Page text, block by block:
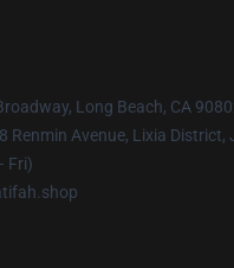
Long Beach, CA
Renmin Avenue, Lixia District,
Fri)